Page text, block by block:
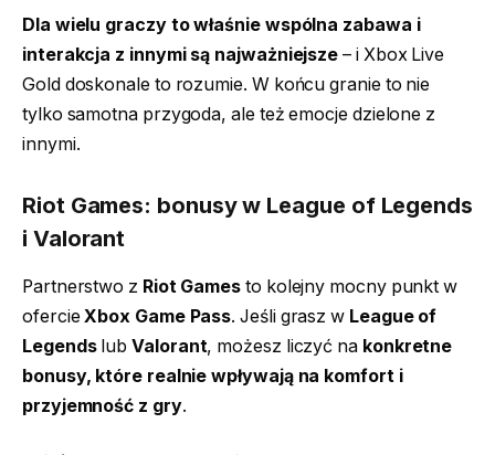
Dla wielu graczy to właśnie wspólna zabawa i
interakcja z innymi są najważniejsze – i Xbox Live
Gold doskonale to rozumie. W końcu granie to nie
tylko samotna przygoda, ale też emocje dzielone z
innymi.
Riot Games: bonusy w League of Legends
i Valorant
Partnerstwo z Riot Games to kolejny mocny punkt w
ofercieXbox Game Pass. Jeśli grasz w League of
LegendslubValorant, możesz liczyć na konkretne
bonusy, które realnie wpływają na komfort i
przyjemność z gry.